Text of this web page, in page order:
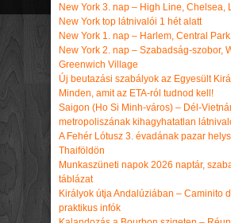
New York 3. nap – High Line, Chelsea,
New York top látnivalói 1 hét alatt
New York 1. nap – Harlem, Central
New York 2. nap – Szabadság-szobor,
Greenwich Village
Új beutazási szabályok az Egyesült
Minden, amit az ETA-ról tudnod kell!
Saigon (Ho Si Minh-város) – Dél-
metropoliszának kihagyhatatlan
A Fehér Lótusz 3. évadának pazar
Thaiföldön
Munkaszüneti napok 2026 naptár,
táblázat
Királyok útja Andalúziában – Caminito
praktikus infók